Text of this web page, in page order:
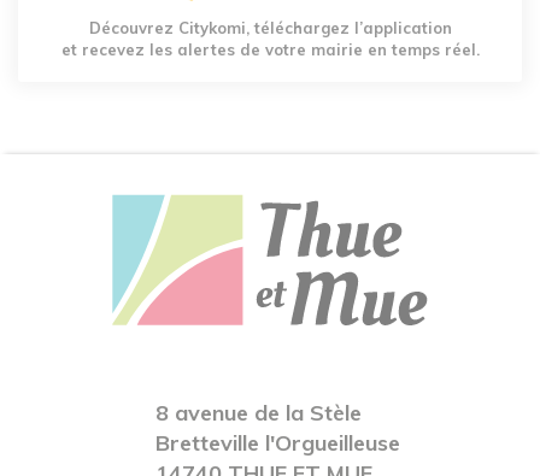
Découvrez Citykomi, téléchargez l’application
et recevez les alertes de votre mairie en temps réel.
8 avenue de la Stèle
Bretteville l'Orgueilleuse